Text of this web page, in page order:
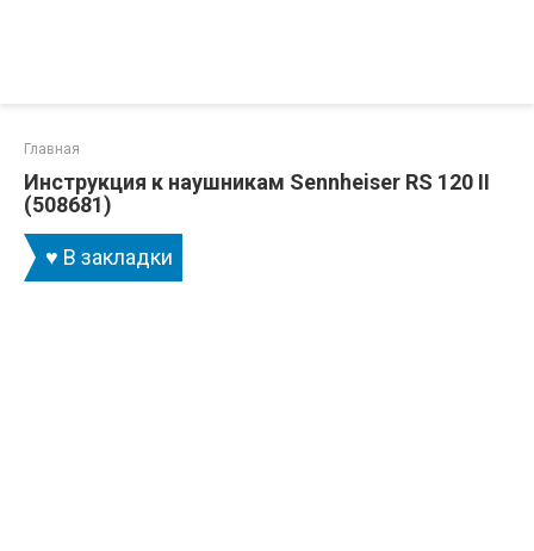
Главная
Инструкция к наушникам Sennheiser RS 120 II
(508681)
♥ В закладки